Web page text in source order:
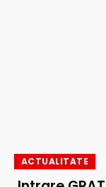
ACTUALITATE